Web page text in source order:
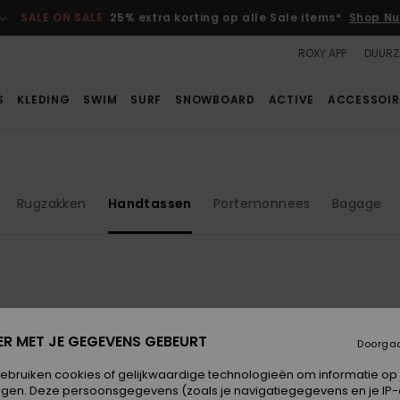
SALE ON SALE 25% extra korting op alle Sale items* Shop Nu
ROXY APP
KLEDING SWIM SURF SNOWBOARD ACTIVE
Rugzakken Handtassen Portemonnees Bagage
MET JE GEGEVENS GEBEURT
cookies of gelijkwaardige technologieën om informatie
Deze persoonsgegevens (zoals je navigatiegegevens en je